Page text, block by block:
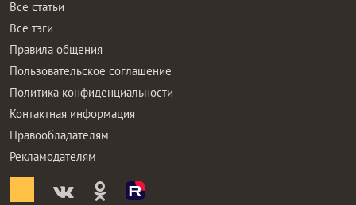
Все статьи
Все тэги
Правила общения
Пользовательское соглашение
Политика конфиденциальности
Контактная информация
Правообладателям
Рекламодателям